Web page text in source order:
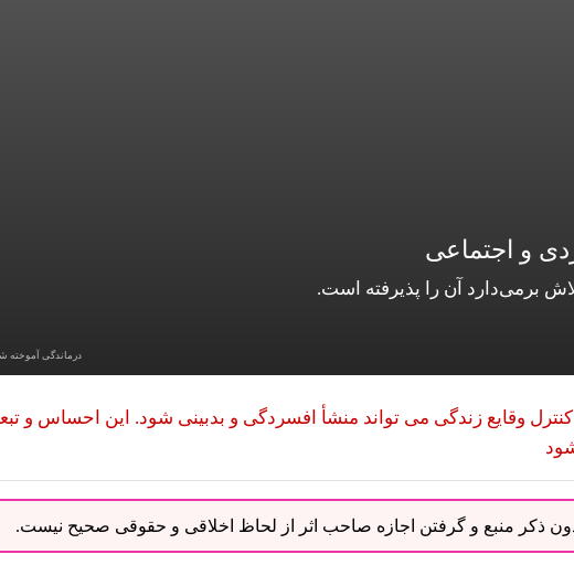
و اجتماعی
برمی‌دارد آن را پذیرفته است.
درماندگی آموخته
وقایع زندگی می تواند منشأ افسردگی و بدبینی شود. این احساس و
بدون ذکر منبع و گرفتن اجازه صاحب اثر از لحاظ اخلاقی و حقوقی صحیح نیست.